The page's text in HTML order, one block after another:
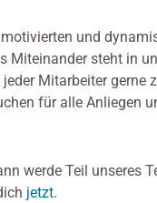
und
Miteinander steht in
Mitarbeiter gerne
für alle Anliegen
werde Teil unseres
jetzt.